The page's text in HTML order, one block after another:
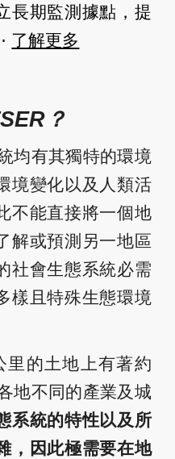
長期監測據點，提
了解更多
？
均有其獨特的環境
境變化以及人類活
不能直接將一個地
解或預測另一地區
社會生態系統必需
樣且特殊生態環境
的土地上有著約
地不同的產業及城
系統的特性以及所
，因此極需要在地